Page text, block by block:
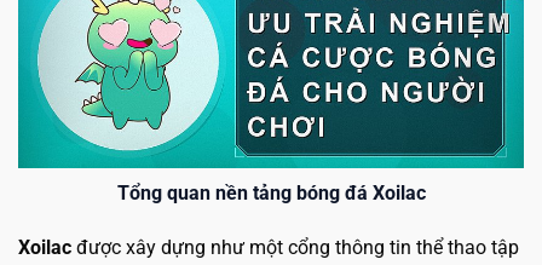
Tổng quan nền tảng bóng đá Xoilac
Xoilac được xây dựng như một cổng thông tin thể thao tập